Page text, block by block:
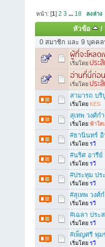
หน้า: [1]2 3 ... 18 ลงล่าง
หัวข้อ /
0 สมาชิก และ 9 บุคค
ผู้ที่จะโหล
เริ่มโดย ประ
อ่านที่นี่ก่อ
เริ่มโดย ประ
สามารถ บริ
เริ่มโดย KES
สุเทพ วงศ์ก
เริ่มโดย ฟ้าใส
#ธานินทร์ อิ
เริ่มโดย รวี
#นริศ อารีย์
เริ่มโดย รวี
#ประทุม ปร
เริ่มโดย รวี
#สุเทพ วงศ์
เริ่มโดย รวี
#เฉลา ประ
เริ่มโดย รวี
#เพ็ญศรี พุ่ม
เริ่มโดย รวี